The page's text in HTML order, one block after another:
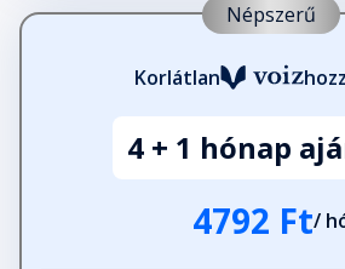
Népszerű
Korlátlan
4 + 1 hónap
4792 Ft/